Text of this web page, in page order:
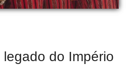
do Império